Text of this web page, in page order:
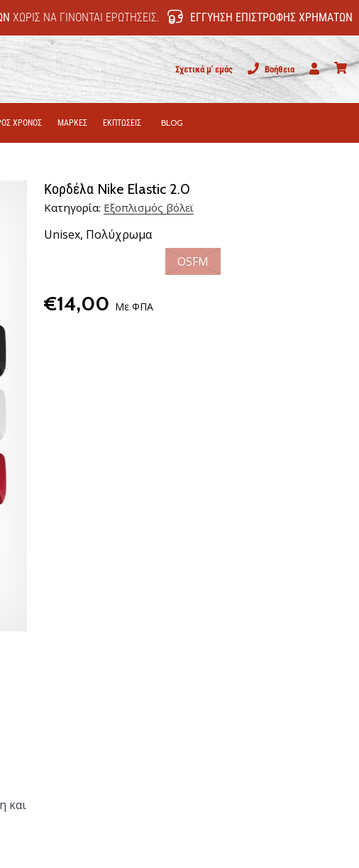
ΧΩΡΊΣ ΝΑ ΓΊΝΟΝΤΑΙ ΕΡΩΤΉΣΕΙΣ. ΕΓΓΎΗΣΗ ΕΠΙΣΤΡΟΦΉΣ ΧΡΗΜΆΤΩΝ
Σχετικά μ' εμάς
Βοήθεια
Χρήστης
ΧΡΟΝΟΣ ΜΑΡΚΕΣ ΕΚΠΤΩΣΕΙΣ BLOG
Κορδέλα Nike Elastic 2.0
Κατηγορία: Εξοπλισμός βόλεϊ
Unisex, Πολύχρωμα
OSFM
€14,00 Με ΦΠΑ
και